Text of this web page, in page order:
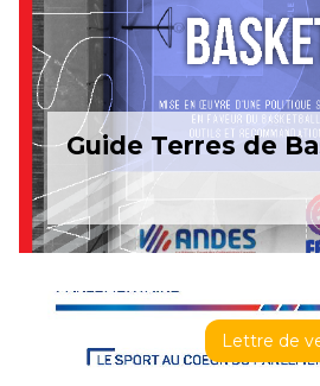
Guide Terres de
Lettre de